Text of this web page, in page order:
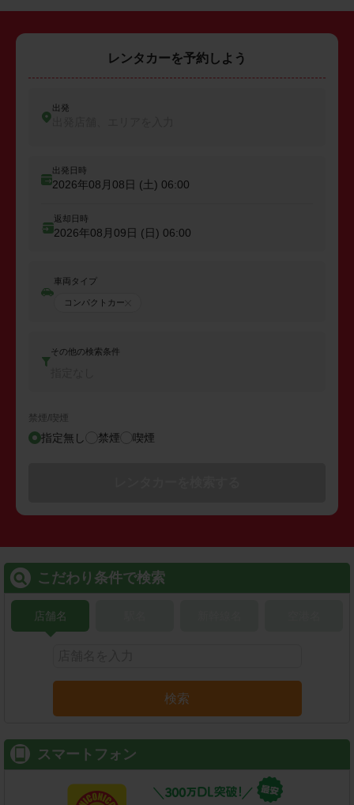
レンタカーを予約しよう
出発
出発日時
2026年08月08日 (土) 06:00
返却日時
2026年08月09日 (日) 06:00
車両タイプ
コンパクトカー
その他の検索条件
禁煙/喫煙
指定無し 禁煙 喫煙
こだわり条件で検索
店舗名
検索
スマートフォン